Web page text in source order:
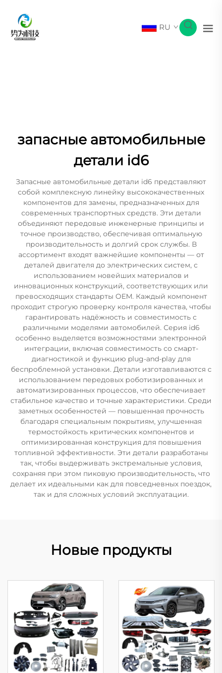
RU
запасные автомобильные
детали id6
Запасные автомобильные детали id6 представляют
собой комплексную линейку высококачественных
компонентов для замены, предназначенных для
современных транспортных средств. Эти детали
объединяют передовые инженерные принципы и
точное производство, обеспечивая оптимальную
производительность и долгий срок службы. В
ассортимент входят важнейшие компоненты — от
деталей двигателя до электрических систем, с
использованием новейших материалов и
инновационных конструкций, соответствующих или
превосходящих стандарты OEM. Каждый компонент
проходит строгую проверку контроля качества, чтобы
гарантировать надёжность и совместимость с
различными моделями автомобилей. Серия id6
особенно выделяется возможностями электронной
интеграции, включая совместимость со смарт-
диагностикой и функцию plug-and-play для
беспроблемной установки. Детали изготавливаются с
использованием передовых роботизированных и
автоматизированных процессов, что обеспечивает
стабильное качество и точные характеристики. Среди
заметных особенностей — повышенная прочность
благодаря специальным покрытиям, улучшенная
термостойкость критических компонентов и
оптимизированная конструкция для повышения
топливной эффективности. Эти детали разработаны
так, чтобы выдерживать экстремальные условия,
сохраняя при этом пиковую производительность, что
делает их идеальными как для повседневных поездок,
так и для сложных условий эксплуатации.
Новые продукты